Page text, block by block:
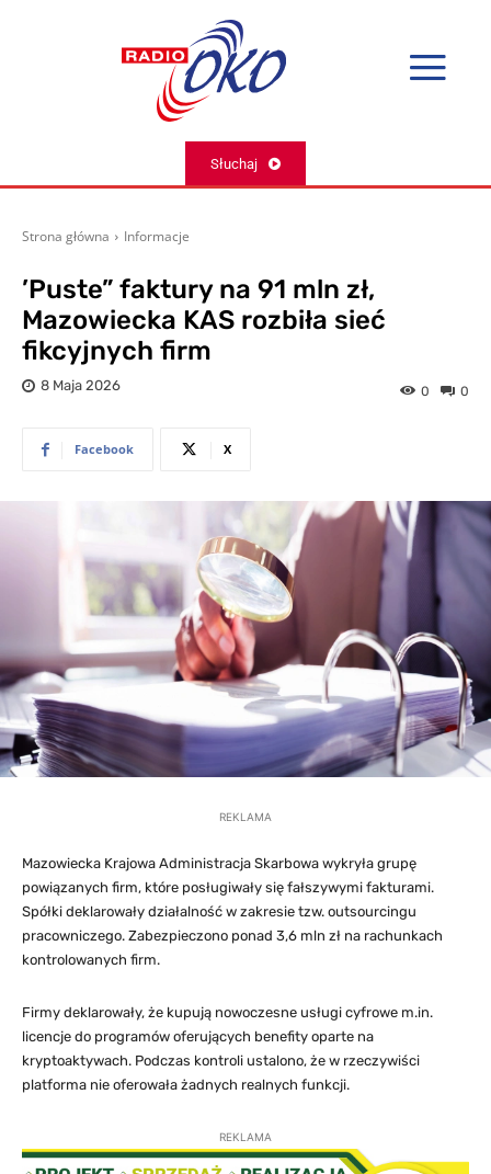
Słuchaj
Strona główna Informacje
’Puste” faktury na 91 mln zł,
Mazowiecka KAS rozbiła sieć
fikcyjnych firm
8 Maja 2026 0
0
Facebook X
REKLAMA
Mazowiecka Krajowa Administracja Skarbowa wykryła grupę
powiązanych firm, które posługiwały się fałszywymi fakturami.
Spółki deklarowały działalność w zakresie tzw. outsourcingu
pracowniczego. Zabezpieczono ponad 3,6 mln zł na rachunkach
kontrolowanych firm.
Firmy deklarowały, że kupują nowoczesne usługi cyfrowe m.in.
licencje do programów oferujących benefity oparte na
kryptoaktywach. Podczas kontroli ustalono, że w rzeczywiści
platforma nie oferowała żadnych realnych funkcji.
REKLAMA